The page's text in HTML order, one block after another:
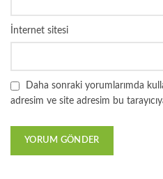
İnternet sitesi
Daha sonraki yorumlarımda
adresim ve site adresim bu